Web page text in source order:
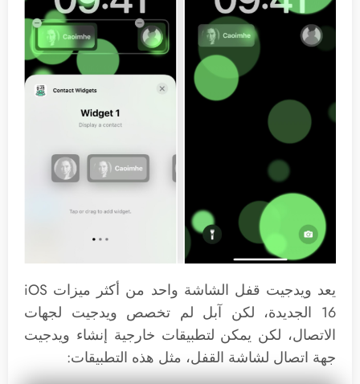
يعد ويدجيت قفل الشاشة واحد من أكثر ميزات iOS
16 الجديدة، لكن آبل لم تخصص ويدجيت لجهات
الاتصال، لكن يمكن لتطبيقات خارجية إنشاء ويدجيت
جهة اتصال لشاشة القفل، مثل هذه التطبيقات: